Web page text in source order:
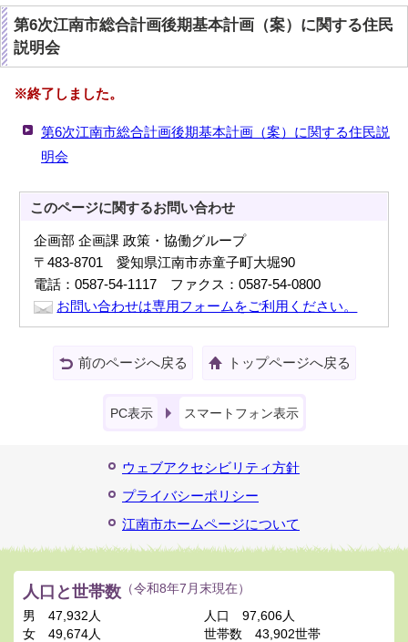
第6次江南市総合計画後期基本計画（案）に関する住民
説明会
※終了しました。
第6次江南市総合計画後期基本計画（案）に関する住民説
明会
このページに関するお問い合わせ
企画部 企画課 政策・協働グループ
〒483-8701 愛知県江南市赤童子町大堀90
電話：0587-54-1117 ファクス：0587-54-0800
お問い合わせは専用フォームをご利用ください。
前のページへ戻る トップページへ戻る
PC表示 スマートフォン表示
ウェブアクセシビリティ方針
プライバシーポリシー
江南市ホームページについて
人口と世帯数 （令和8年7月末現在）
男
47,932人
女
49,674人
人口
97,606人
世帯数
43,902世帯